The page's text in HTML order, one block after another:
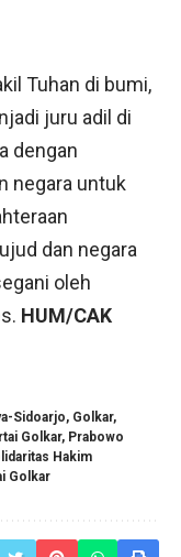
Tuhan di bumi,
juru adil di
dengan
negara untuk
dan negara
oleh
HUM/CAK
Sidoarjo, Golkar,
Golkar, Prabowo
Hakim
Golkar